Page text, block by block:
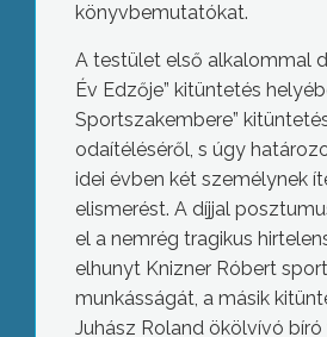
könyvbemutatókat.
A testület első alkalommal
Év Edzője” kitüntetés
Sportszakembere”
odaítéléséről, s úgy
idei évben két személynek
elismerést. A díjjal
el a nemrég tragikus
elhunyt Knizner Róbert
munkásságát, a másik
Juhász Roland ökölvívó